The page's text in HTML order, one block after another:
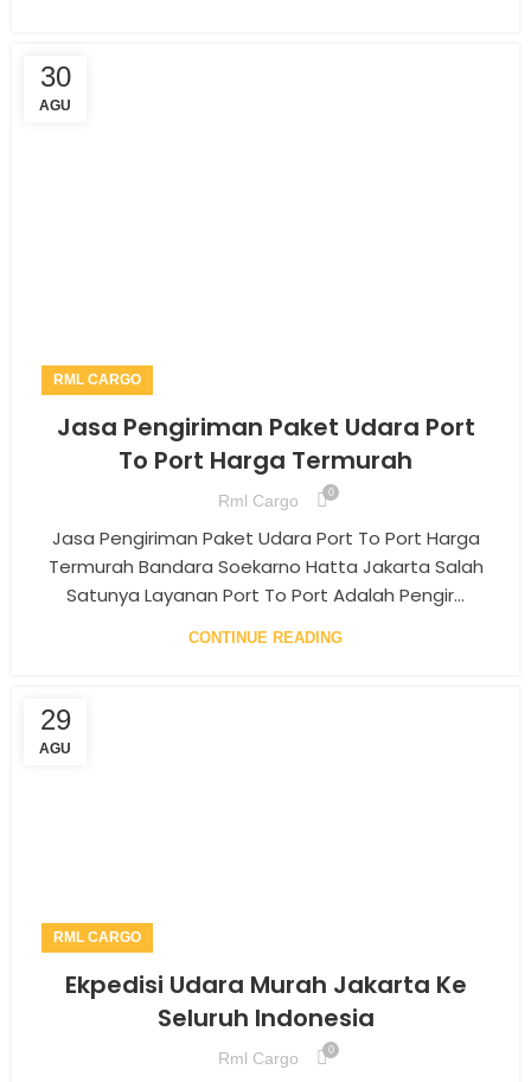
30
AGU
RML CARGO
Jasa Pengiriman Paket Udara Port
To Port Harga Termurah
Rml Cargo 0
Jasa Pengiriman Paket Udara Port To Port Harga
Termurah Bandara Soekarno Hatta Jakarta Salah
Satunya Layanan Port To Port Adalah Pengir...
CONTINUE READING
29
AGU
RML CARGO
Ekpedisi Udara Murah Jakarta Ke
Seluruh Indonesia
Rml Cargo 0